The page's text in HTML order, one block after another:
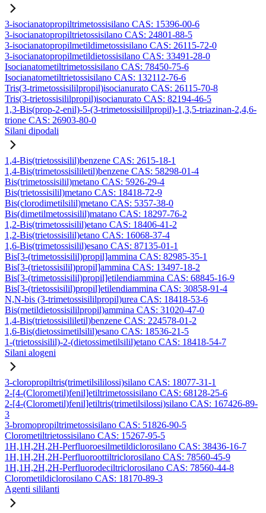
3-isocianatopropiltrimetossisilano CAS: 15396-00-6
3-isocianatopropiltrietossisilano CAS: 24801-88-5
3-isocianatopropilmetildimetossisilano CAS: 26115-72-0
3-isocianatopropilmetildietossisilano CAS: 33491-28-0
Isocianatometiltrimetossisilano CAS: 78450-75-6
Isocianatometiltrietossisilano CAS: 132112-76-6
Tris(3-trimetossisililpropil)isocianurato CAS: 26115-70-8
Tris(3-trietossisililpropil)isocianurato CAS: 82194-46-5
1,3-Bis(prop-2-enil)-5-(3-trimetossisililpropil)-1,3,5-triazinan-2,4,6-
trione CAS: 26903-80-0
Silani dipodali
1,4-Bis(trietossisilil)benzene CAS: 2615-18-1
1,4-Bis(trimetossisililetil)benzene CAS: 58298-01-4
Bis(trimetossisilil)metano CAS: 5926-29-4
Bis(trietossisilil)metano CAS: 18418-72-9
Bis(clorodimetilsilil)metano CAS: 5357-38-0
Bis(dimetilmetossisilil)matano CAS: 18297-76-2
1,2-Bis(trimetossisilil)etano CAS: 18406-41-2
1,2-Bis(trietossisilil)etano CAS: 16068-37-4
1,6-Bis(trimetossisilil)esano CAS: 87135-01-1
Bis[3-(trimetossisilil)propil]ammina CAS: 82985-35-1
Bis[3-(trietossisilil)propil]ammina CAS: 13497-18-2
Bis[3-(trimetossisilil)propil]etilendiammina CAS: 68845-16-9
Bis[3-(trietossisilil)propil]etilendiammina CAS: 30858-91-4
N,N-bis (3-trimetossisililpropil)urea CAS: 18418-53-6
Bis(metildietossisililpropil)ammina CAS: 31020-47-0
1,4-Bis(trietossisililetil)benzene CAS: 224578-01-2
1,6-Bis(dietossimetilsilil)esano CAS: 18536-21-5
1-(trietossisilil)-2-(dietossimetilsilil)etano CAS: 18418-54-7
Silani alogeni
3-cloropropiltris(trimetilsililossi)silano CAS: 18077-31-1
2-[4-(Clorometil)fenil]etiltrimetossisilano CAS: 68128-25-6
2-[4-(Clorometil)fenil]etiltris(trimetilsilossi)silano CAS: 167426-89-
3
3-bromopropiltrimetossisilano CAS: 51826-90-5
Clorometiltrietossisilano CAS: 15267-95-5
1H,1H,2H,2H-Perfluoroesilmetildiclorosilano CAS: 38436-16-7
1H,1H,2H,2H-Perfluoroottiltriclorosilano CAS: 78560-45-9
1H,1H,2H,2H-Perfluorodeciltriclorosilano CAS: 78560-44-8
Clorometildiclorosilano CAS: 18170-89-3
Agenti sililanti